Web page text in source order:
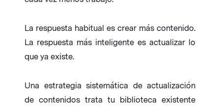
La respuesta habitual es crear más contenido.
La respuesta más inteligente es actualizar lo
que ya existe.
Una estrategia sistemática de actualización
de contenidos trata tu biblioteca existente